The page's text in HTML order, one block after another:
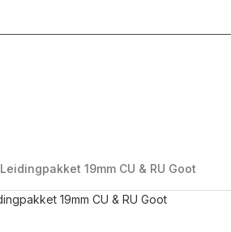
Leidingpakket 19mm CU & RU Goot